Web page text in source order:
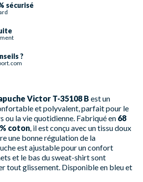
sécurisé
?
Victor T-35108 B est un
et polyvalent, parfait pour le
ou la vie quotidienne. Fabriqué en 68
coton , il est conçu avec un tissu doux
une bonne régulation de la
est ajustable pour un confort
et le bas du sweat-shirt sont
tout glissement. Disponible en bleu et